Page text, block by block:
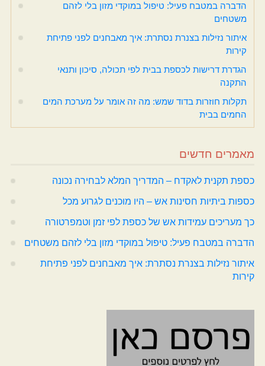
הדברה במטבח פעיל: טיפול במוקדי מזון בלי לזהם
משטחים
איתור נזילות בצנרת נסתרת: איך מאבחנים לפני פתיחת
קירות
הגדרת דרישות לכספת בבית לפי תכולה, סיכון ותנאי
התקנה
תקלות חוזרות בדוד שמש: מה זה אומר על מערכת המים
החמים בבית
מאמרים חדשים
כספת תקנית לאקדח – המדריך המלא לבחירה נכונה
כספות ביתיות חסינות אש – היו מוכנים לגרוע מכל
כך מעריכים עמידות אש של כספת לפי זמן וטמפרטורה
הדברה במטבח פעיל: טיפול במוקדי מזון בלי לזהם משטחים
איתור נזילות בצנרת נסתרת: איך מאבחנים לפני פתיחת
קירות